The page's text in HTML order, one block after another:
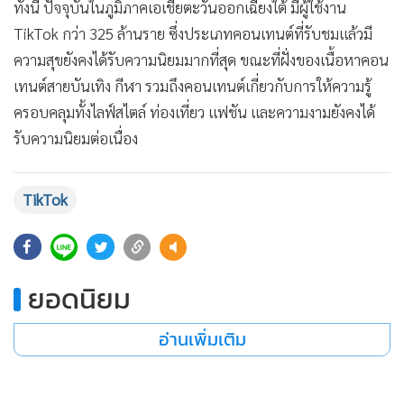
ทั้งนี้ ปัจจุบันในภูมิภาคเอเชียตะวันออกเฉียงใต้ มีผู้ใช้งาน
TikTok กว่า 325 ล้านราย ซึ่งประเภทคอนเทนต์ที่รับชมแล้วมี
ความสุขยังคงได้รับความนิยมมากที่สุด ขณะที่ฝั่งของเนื้อหาคอน
เทนต์สายบันเทิง กีฬา รวมถึงคอนเทนต์เกี่ยวกับการให้ความรู้
ครอบคลุมทั้งไลฟ์สไตล์ ท่องเที่ยว แฟชัน และความงามยังคงได้
รับความนิยมต่อเนื่อง
TikTok
ยอดนิยม
อ่านเพิ่มเติม